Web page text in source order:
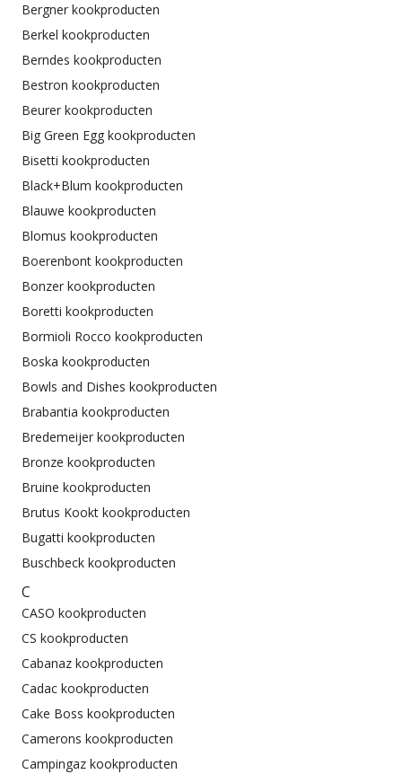
Bergner kookproducten
Berkel kookproducten
Berndes kookproducten
Bestron kookproducten
Beurer kookproducten
Big Green Egg kookproducten
Bisetti kookproducten
Black+Blum kookproducten
Blauwe kookproducten
Blomus kookproducten
Boerenbont kookproducten
Bonzer kookproducten
Boretti kookproducten
Bormioli Rocco kookproducten
Boska kookproducten
Bowls and Dishes kookproducten
Brabantia kookproducten
Bredemeijer kookproducten
Bronze kookproducten
Bruine kookproducten
Brutus Kookt kookproducten
Bugatti kookproducten
Buschbeck kookproducten
C
CASO kookproducten
CS kookproducten
Cabanaz kookproducten
Cadac kookproducten
Cake Boss kookproducten
Camerons kookproducten
Campingaz kookproducten